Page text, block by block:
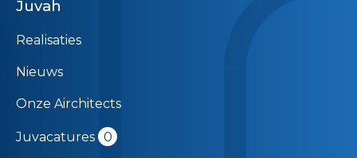
Juvah
Realisaties
Nieuws
Onze Airchitects
Juvacatures 0